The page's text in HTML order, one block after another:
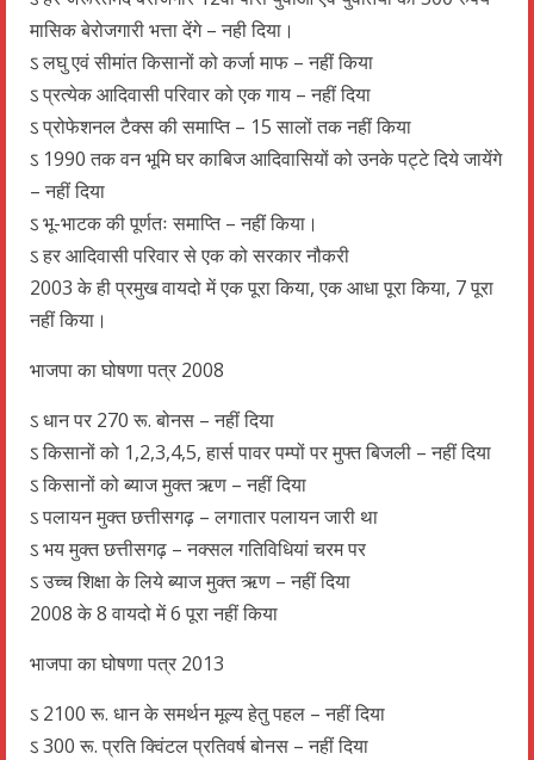
मासिक बेरोजगारी भत्ता देंगे – नही दिया।
ऽ लघु एवं सीमांत किसानों को कर्जा माफ – नहीं किया
ऽ प्रत्येक आदिवासी परिवार को एक गाय – नहीं दिया
ऽ प्रोफेशनल टैक्स की समाप्ति – 15 सालों तक नहीं किया
ऽ 1990 तक वन भूमि घर काबिज आदिवासियों को उनके पट्टे दिये जायेंगे
– नहीं दिया
ऽ भू-भाटक की पूर्णतः समाप्ति – नहीं किया।
ऽ हर आदिवासी परिवार से एक को सरकार नौकरी
2003 के ही प्रमुख वायदो में एक पूरा किया, एक आधा पूरा किया, 7 पूरा
नहीं किया।
भाजपा का घोषणा पत्र 2008
ऽ धान पर 270 रू. बोनस – नहीं दिया
ऽ किसानों को 1,2,3,4,5, हार्स पावर पम्पों पर मुफ्त बिजली – नहीं दिया
ऽ किसानों को ब्याज मुक्त ऋण – नहीं दिया
ऽ पलायन मुक्त छत्तीसगढ़ – लगातार पलायन जारी था
ऽ भय मुक्त छत्तीसगढ़ – नक्सल गतिविधियां चरम पर
ऽ उच्च शिक्षा के लिये ब्याज मुक्त ऋण – नहीं दिया
2008 के 8 वायदो में 6 पूरा नहीं किया
भाजपा का घोषणा पत्र 2013
ऽ 2100 रू. धान के समर्थन मूल्य हेतु पहल – नहीं दिया
ऽ 300 रू. प्रति क्विंटल प्रतिवर्ष बोनस – नहीं दिया